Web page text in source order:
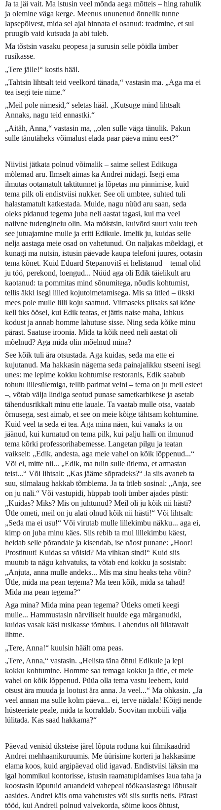
Ja ta jäi vait. Ma istusin veel mõnda aega mõtteis – hing rahulik
ja olemine väga kerge. Meenus ununenud õnnelik tunne
lapsepõlvest, mida sel ajal hinnata ei osanud: teadmine, et sul
pruugib vaid kutsuda ja abi tuleb.
Ma tõstsin vasaku peopesa ja surusin selle pöidla ümber
rusikasse.
„Tere jälle!“ kostis hääl.
„Tahtsin lihtsalt teid veelkord tänada,“ vastasin ma. „Aga ma ei
tea isegi teie nime.“
„Meil pole nimesid,“ seletas hääl. „Kutsuge mind lihtsalt
Annaks, nagu teid ennastki.“
„Aitäh, Anna,“ vastasin ma, „olen sulle väga tänulik. Pakun
sulle tänutäheks võimalust elada paar päeva minu eest?“
Niiviisi jätkata polnud võimalik – saime sellest Edikuga
mõlemad aru. Ilmselt aimas ka Andrei midagi. Isegi ema
ilmutas ootamatult taktitunnet ja lõpetas mu pinnimise, kuid
tema pilk oli endistviisi nukker. See oli umbtee, suhted tuli
halastamatult katkestada. Muide, nagu nüüd aru saan, seda
oleks pidanud tegema juba neli aastat tagasi, kui ma veel
naiivne tudengineiu olin. Ma mõistsin, kuivõrd suurt valu teeb
see jutuajamine mulle ja eriti Edikule. Imelik ju, kuidas selle
nelja aastaga meie osad on vahetunud. On naljakas mõeldagi, et
kunagi ma nutsin, istusin päevade kaupa telefoni juures, ootasin
tema kõnet. Kuid Eduard Stepanovitš ei helistanud – temal olid
ju töö, perekond, loengud... Nüüd aga oli Edik täielikult aru
kaotanud: ta pommitas mind sõnumitega, nõudis kohtumist,
tellis äkki isegi lilled kojutoimetamisega. Mis sa ütled – ükski
mees pole mulle lilli koju saatnud. Viimaseks piisaks sai kõne
kell üks öösel, kui Edik teatas, et jättis naise maha, lahkus
kodust ja annab homme lahutuse sisse. Ning seda kõike minu
pärast. Saatuse iroonia. Mida ta kõik need neli aastat oli
mõelnud? Aga mida olin mõelnud mina?
See kõik tuli ära otsustada. Aga kuidas, seda ma ette ei
kujutanud. Ma hakkasin nägema seda painajalikku stseeni isegi
unes: me lepime kokku kohtumise restoranis, Edik saabub
tohutu lillesülemiga, tellib parimat veini – tema on ju meil esteet
–, võtab välja lindiga seotud punase sametkarbikese ja asetab
tähendusrikkalt minu ette lauale. Ta vaatab mulle otsa, vaatab
õrnusega, sest aimab, et see on meie kõige tähtsam kohtumine.
Kuid veel ta seda ei tea. Aga mina näen, kui vanaks ta on
jäänud, kui kurnatud on tema pilk, kui palju halli on ilmunud
tema kõrki professorihabemesse. Langetan pilgu ja teatan
vaikselt: „Edik, andesta, aga meie vahel on kõik lõppenud...“
Või ei, mitte nii... „Edik, ma tulin sulle ütlema, et armastan
teist...“ Või lihtsalt: „Kas jääme sõpradeks?“ Ja siis avaneb ta
suu, silmalaug hakkab tõmblema. Ja ta ütleb sosinal: „Anja, see
on ju nali.“ Või vastupidi, hüppab tooli ümber ajades püsti:
„Kuidas? Miks? Mis on juhtunud? Meil oli ju kõik nii hästi?
Ütle ometi, meil on ju alati olnud kõik nii hästi!“ Või lihtsalt:
„Seda ma ei usu!“ Või virutab mulle lillekimbu näkku... aga ei,
kimp on juba minu käes. Siis rebib ta mul lillekimbu käest,
heidab selle põrandale ja kisendab, ise näost punane: „Hoor!
Prostituut! Kuidas sa võisid? Ma vihkan sind!“ Kuid siis
muutub ta nägu kahvatuks, ta võtab end kokku ja sosistab:
„Anjuta, anna mulle andeks... Mis ma sinu heaks teha võin?
Ütle, mida ma pean tegema? Ma teen kõik, mida sa tahad!
Mida ma pean tegema?“
Aga mina? Mida mina pean tegema? Ütleks ometi keegi
mulle... Hammustasin närviliselt huulde ega märganudki,
kuidas vasak käsi rusikasse tõmbus. Lahendus oli üllatavalt
lihtne.
„Tere, Anna!“ kuulsin häält oma peas.
„Tere, Anna,“ vastasin. „Helista täna õhtul Edikule ja lepi
kokku kohtumine. Homme saa temaga kokku ja ütle, et meie
vahel on kõik lõppenud. Püüa olla tema vastu leebem, kuid
otsust ära muuda ja lootust ära anna. Ja veel...“ Ma ohkasin. „Ja
veel annan ma sulle kolm päeva... ei, terve nädala! Kõigi nende
hüsteeriate peale, mida ta korraldab. Soovitan mobiili välja
lülitada. Kas saad hakkama?“
Päevad venisid üksteise järel lõputa roduna kui filmikaadrid
Andrei mehhaanikuruumis. Me üürisime korteri ja hakkasime
elama koos, kuid argipäevad olid igavad. Endistviisi läksin ma
igal hommikul kontorisse, istusin raamatupidamises laua taha ja
koostasin lõputuid aruandeid vahepeal töökaaslastega lõbusalt
aasides. Andrei käis oma vahetustes või siis surfis netis. Pärast
tööd, kui Andreil polnud valvekorda, sõime koos õhtust,